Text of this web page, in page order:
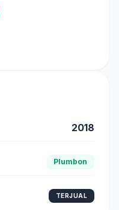
2018
Plumbon
TERJUAL